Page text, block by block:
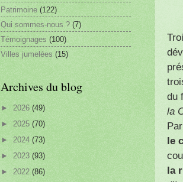
du
la
le
la
Patrimoine (122)
Qui sommes-nous ? (7)
Témoignages (100)
Villes jumelées (15)
Archives du blog
► 2026 (49)
► 2025 (70)
► 2024 (73)
► 2023 (93)
► 2022 (86)